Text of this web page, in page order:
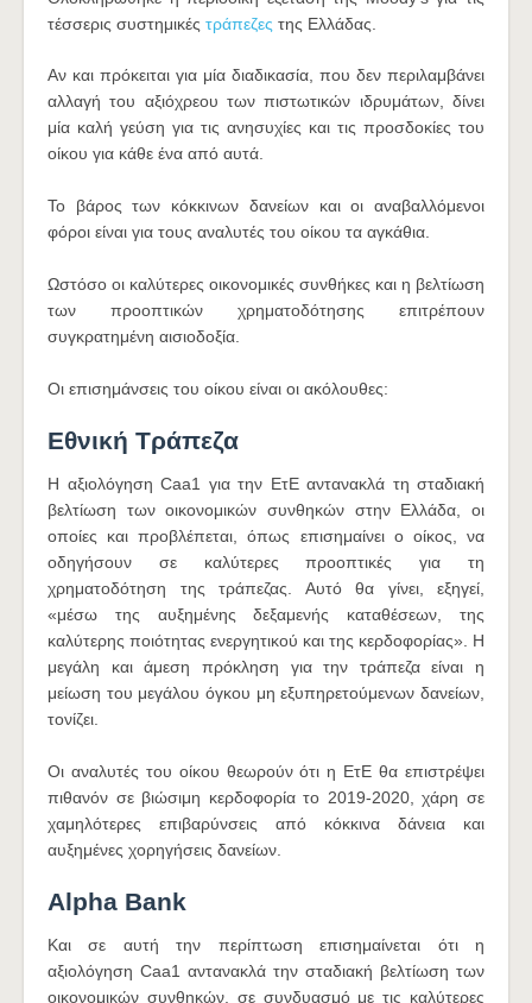
τέσσερις συστημικές τράπεζες της Ελλάδας.
Αν και πρόκειται για μία διαδικασία, που δεν περιλαμβάνει
αλλαγή του αξιόχρεου των πιστωτικών ιδρυμάτων, δίνει
μία καλή γεύση για τις ανησυχίες και τις προσδοκίες του
οίκου για κάθε ένα από αυτά.
Το βάρος των κόκκινων δανείων και οι αναβαλλόμενοι
φόροι είναι για τους αναλυτές του οίκου τα αγκάθια.
Ωστόσο οι καλύτερες οικονομικές συνθήκες και η βελτίωση
των προοπτικών χρηματοδότησης επιτρέπουν
συγκρατημένη αισιοδοξία.
Οι επισημάνσεις του οίκου είναι οι ακόλουθες:
Εθνική Τράπεζα
Η αξιολόγηση Caa1 για την ΕτΕ αντανακλά τη σταδιακή
βελτίωση των οικονομικών συνθηκών στην Ελλάδα, οι
οποίες και προβλέπεται, όπως επισημαίνει ο οίκος, να
οδηγήσουν σε καλύτερες προοπτικές για τη
χρηματοδότηση της τράπεζας. Αυτό θα γίνει, εξηγεί,
«μέσω της αυξημένης δεξαμενής καταθέσεων, της
καλύτερης ποιότητας ενεργητικού και της κερδοφορίας». Η
μεγάλη και άμεση πρόκληση για την τράπεζα είναι η
μείωση του μεγάλου όγκου μη εξυπηρετούμενων δανείων,
τονίζει.
Οι αναλυτές του οίκου θεωρούν ότι η ΕτΕ θα επιστρέψει
πιθανόν σε βιώσιμη κερδοφορία το 2019-2020, χάρη σε
χαμηλότερες επιβαρύνσεις από κόκκινα δάνεια και
αυξημένες χορηγήσεις δανείων.
Alpha Bank
Και σε αυτή την περίπτωση επισημαίνεται ότι η
αξιολόγηση Caa1 αντανακλά την σταδιακή βελτίωση των
οικονομικών συνθηκών, σε συνδυασμό με τις καλύτερες